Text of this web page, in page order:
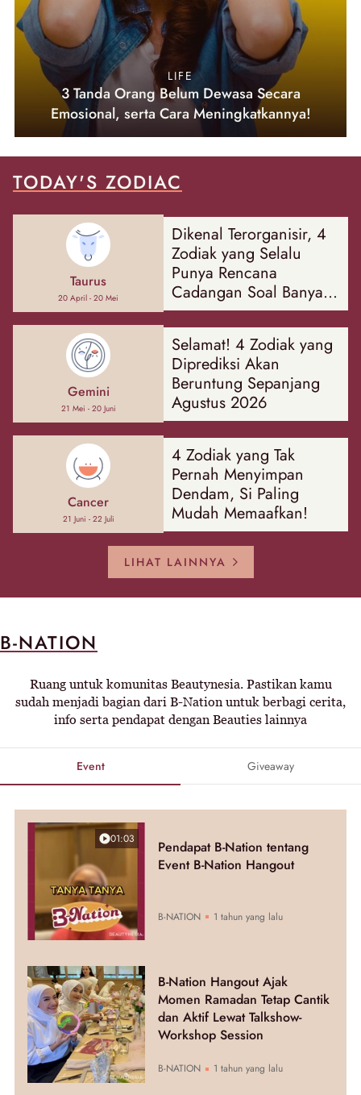
LIFE
3 Tanda Orang Belum Dewasa Secara
Emosional, serta Cara Meningkatkannya!
TODAY'S ZODIAC
Taurus
20 April - 20 Mei
Dikenal Terorganisir, 4
Zodiak yang Selalu
Punya Rencana
Cadangan Soal Banyak
Hal
Gemini
21 Mei - 20 Juni
Selamat! 4 Zodiak yang
Diprediksi Akan
Beruntung Sepanjang
Agustus 2026
Cancer
21 Juni - 22 Juli
4 Zodiak yang Tak
Pernah Menyimpan
Dendam, Si Paling
Mudah Memaafkan!
LIHAT LAINNYA
B-NATION
Ruang untuk komunitas Beautynesia. Pastikan kamu
sudah menjadi bagian dari B-Nation untuk berbagi cerita,
info serta pendapat dengan Beauties lainnya
Event Giveaway
01:03
Pendapat B-Nation tentang
Event B-Nation Hangout
B-NATION 1 tahun yang lalu
B-Nation Hangout Ajak
Momen Ramadan Tetap Cantik
dan Aktif Lewat Talkshow-
Workshop Session
B-NATION 1 tahun yang lalu